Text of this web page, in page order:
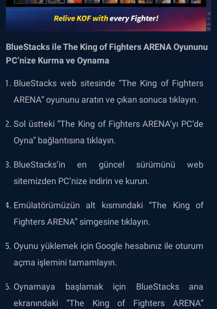
BlueStacks ile The King of Fighters ARENA Oyununu
PC’nize Kurma ve Oynama
BlueStacks web sitesinde “The King of Fighters
ARENA” oyununu aratın ve çıkan sonuca tıklayın.
Sol üstteki “The King of Fighters ARENA’yı PC’de
Oyna” bağlantısına tıklayın.
BlueStacks’in en güncel sürümünü web
sitemizden PC’nize indirin ve kurun.
Emülatörümüzün alt kısmındaki “The King of
Fighters ARENA” simgesine tıklayın.
Oyunu yüklemek için Google hesabınız ile oturum
açma işlemini tamamlayın.
Oynamaya başlamak için BlueStacks ana
ekranındaki “The King of Fighters ARENA”